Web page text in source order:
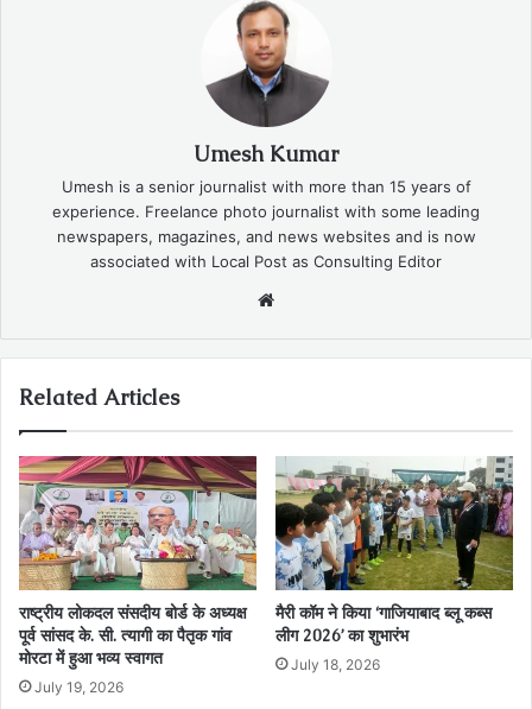
Umesh Kumar
Umesh is a senior journalist with more than 15 years of
experience. Freelance photo journalist with some leading
newspapers, magazines, and news websites and is now
associated with Local Post as Consulting Editor
Related Articles
राष्ट्रीय लोकदल संसदीय बोर्ड के अध्यक्ष
पूर्व सांसद के. सी. त्यागी का पैतृक गांव
मोरटा में हुआ भव्य स्वागत
July 19, 2026
मैरी कॉम ने किया ‘गाजियाबाद ब्लू कब्स
लीग 2026’ का शुभारंभ
July 18, 2026